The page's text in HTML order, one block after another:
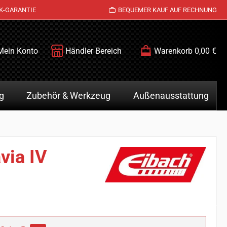
GARANTIE BEQUEMER KAUF AUF RECHNUNG
Konto Händler Bereich Warenkorb 0,00 €
Zubehör & Werkzeug Außenausstattung
IV